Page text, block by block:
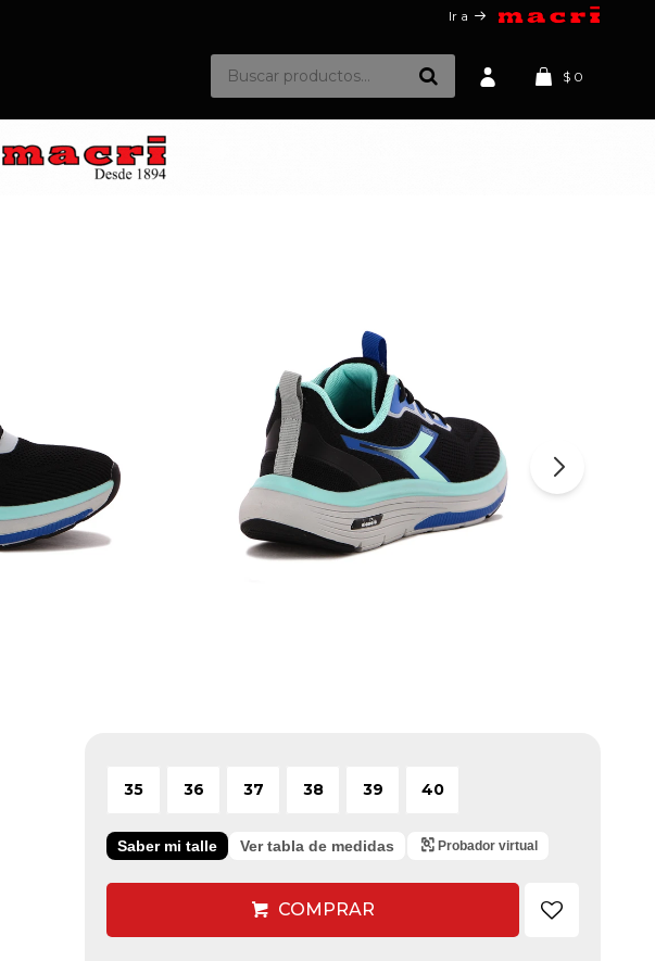
$ 0
Ir a
35 36 37 38 39 40
Saber mi talle Ver tabla de medidas Probador virtual
COMPRAR